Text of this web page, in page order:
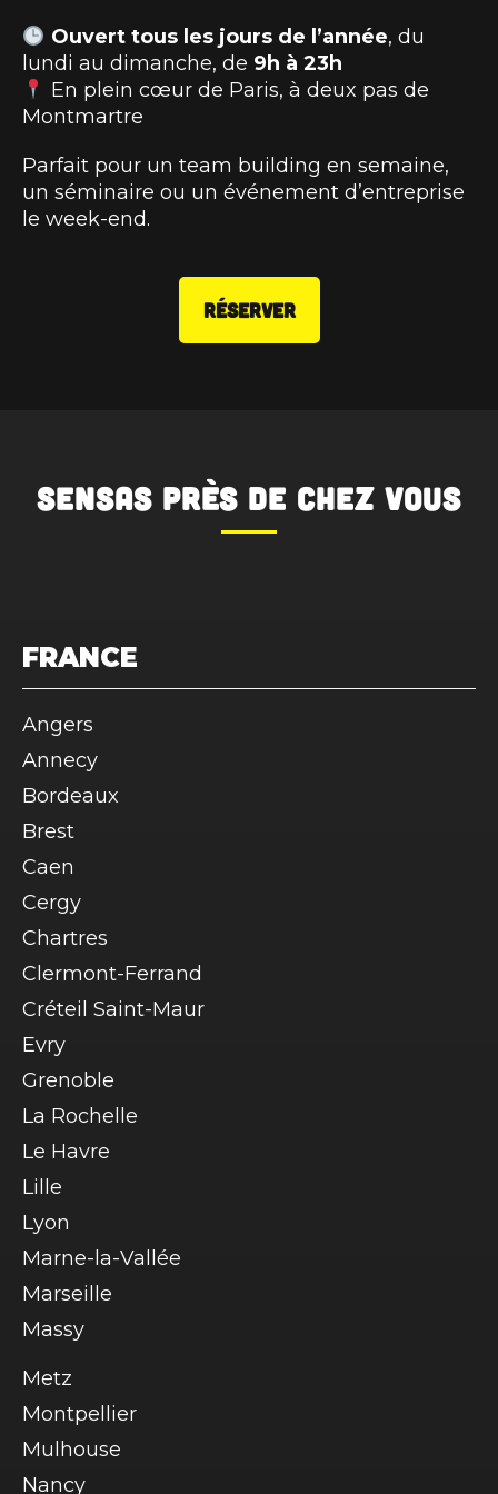
Ouvert tous les jours de l’année, du
lundi au dimanche, de 9h à 23h
En plein cœur de Paris, à deux pas de
Montmartre
Parfait pour un team building en semaine,
un séminaire ou un événement d’entreprise
le week-end.
RÉSERVER
SENSAS près de chez vous
FRANCE
Angers
Annecy
Bordeaux
Brest
Caen
Cergy
Chartres
Clermont-Ferrand
Créteil Saint-Maur
Evry
Grenoble
La Rochelle
Le Havre
Lille
Lyon
Marne-la-Vallée
Marseille
Massy
Metz
Montpellier
Mulhouse
Nancy